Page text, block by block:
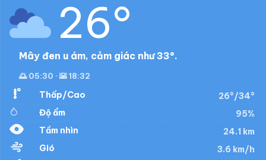
26°
Mây đen u ám, cảm giác như 33°.
🌅 05:30 · 🌇 18:32
Thấp/Cao
26°/34°
Độ ẩm
95%
Tầm nhìn
24.1 km
Gió
3.6 km/h